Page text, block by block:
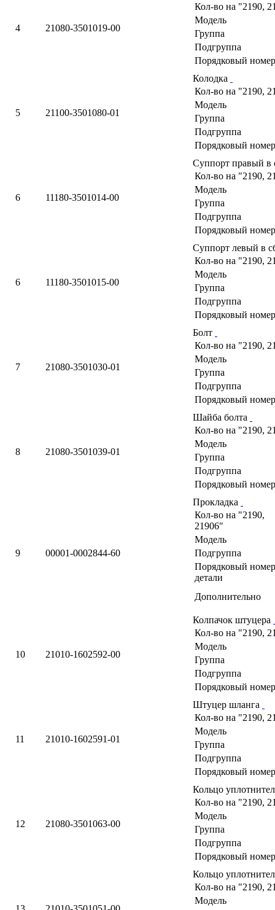
4 21080-3501019-00
Кол-во на "2190,
Модель
Группа
Подгруппа
Порядковый
5 21100-3501080-01
Колодка
Кол-во на "2190,
Модель
Группа
Подгруппа
Порядковый
6 11180-3501014-00
Суппорт правый в
Кол-во на "2190,
Модель
Группа
Подгруппа
Порядковый
6 11180-3501015-00
Суппорт левый в
Кол-во на "2190,
Модель
Группа
Подгруппа
Порядковый
7 21080-3501030-01
Болт
Кол-во на "2190,
Модель
Группа
Подгруппа
Порядковый
8 21080-3501039-01
Шайба болта
Кол-во на "2190,
Модель
Группа
Подгруппа
Порядковый
9 00001-0002844-60
Прокладка
Кол-во на "2190,
21906"
Модель
Подгруппа
Порядковый номер
детали
Дополнительно
10 21010-1602592-00
Колпачок штуцера
Кол-во на "2190,
Модель
Группа
Подгруппа
Порядковый
11 21010-1602591-01
Штуцер шланга
Кол-во на "2190,
Модель
Группа
Подгруппа
Порядковый
12 21080-3501063-00
Кольцо
Кол-во на "2190,
Модель
Группа
Подгруппа
Порядковый
Кольцо
Кол-во на "2190,
Модель